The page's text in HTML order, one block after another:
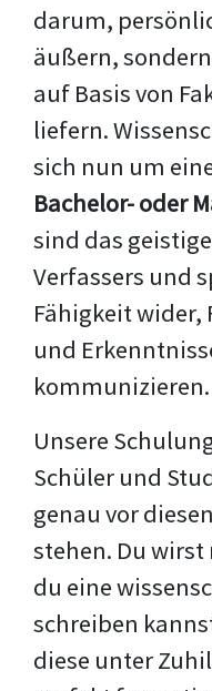
darum,
äußern,
auf Basis von
liefern.
sich nun um
Bachelor- oder
sind das
Verfassers und
Fähigkeit wider,
und
kommunizieren.
Unsere
Schüler und
genau vor
stehen. Du
du eine
schreiben
diese unter